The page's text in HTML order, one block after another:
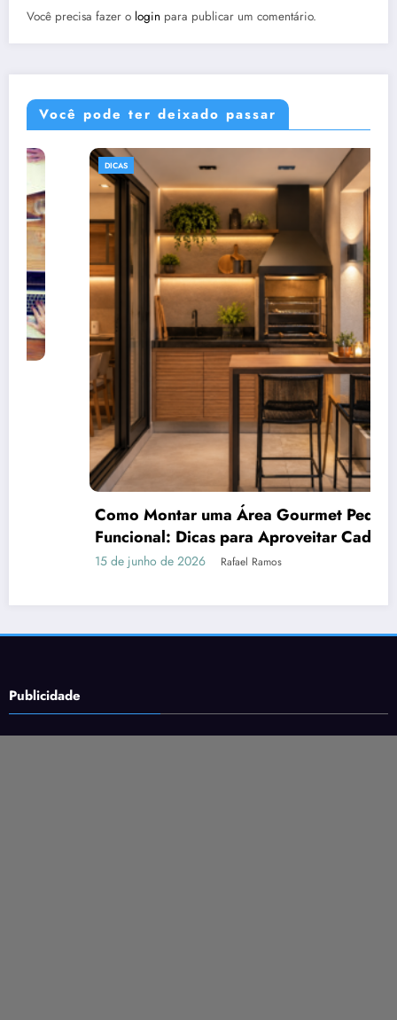
Você precisa fazer o login para publicar um comentário.
Você pode ter deixado passar
ECONOMIA
Editor de Currículos Online Grátis sem
Cadastro
5 de junho de 2026 Rafael Ramos